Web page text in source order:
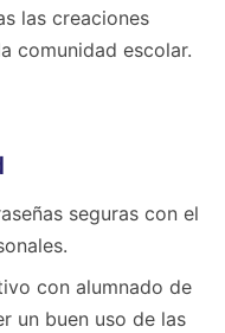
las creaciones
comunidad escolar.
seguras con el
con alumnado de
un buen uso de las